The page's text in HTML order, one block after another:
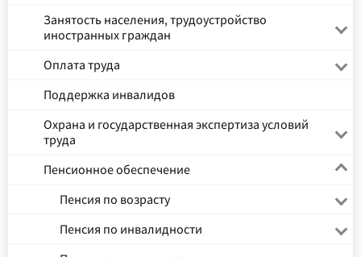
Занятость населения, трудоустройство
иностранных граждан
Оплата труда
Поддержка инвалидов
Охрана и государственная экспертиза условий
труда
Пенсионное обеспечение
Пенсия по возрасту
Пенсия по инвалидности